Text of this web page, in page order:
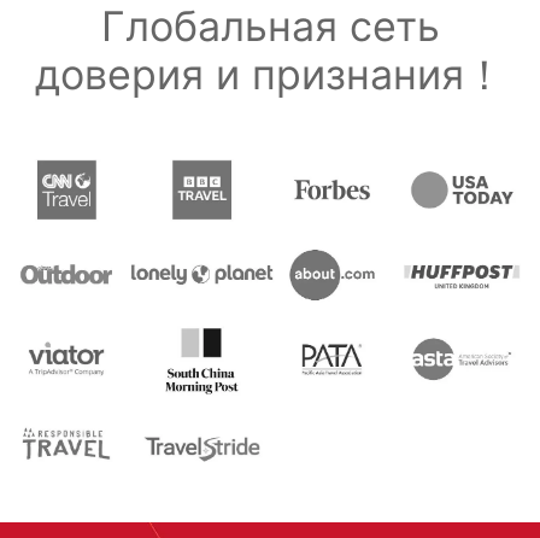
Глобальная сеть
доверия и признания！